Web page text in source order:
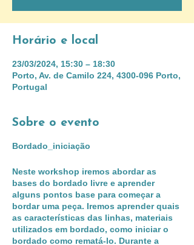
Horário e local
23/03/2024, 15:30 – 18:30
Porto, Av. de Camilo 224, 4300-096 Porto,
Portugal
Sobre o evento
Bordado_iniciação
Neste workshop iremos abordar as
bases do bordado livre e aprender
alguns pontos base para começar a
bordar uma peça. Iremos aprender quais
as características das linhas, materiais
utilizados em bordado, como iniciar o
bordado como rematá-lo. Durante a